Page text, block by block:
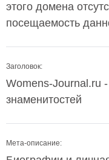
этого домена
посещаемость
Заголовок:
Womens-Journal.ru
знаменитостей
Мета-описание: